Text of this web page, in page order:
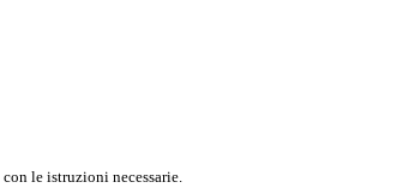
le istruzioni necessarie.